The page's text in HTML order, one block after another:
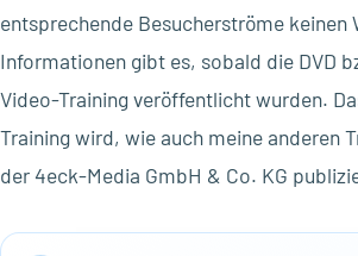
entsprechende Besucherströme keinen
Informationen gibt es, sobald die DVD
Video-Training veröffentlicht wurden.
Training wird, wie auch meine anderen
der 4eck-Media GmbH & Co. KG